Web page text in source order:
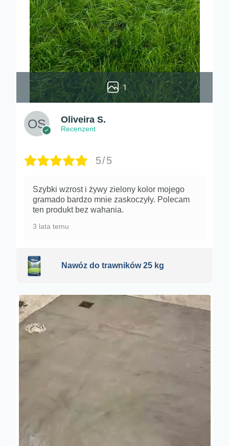
1
Oliveira S.
Recenzent
5/5
Szybki wzrost i żywy zielony kolor mojego
gramado bardzo mnie zaskoczyły. Polecam
ten produkt bez wahania.
3 lata temu
Nawóz do trawników 25 kg